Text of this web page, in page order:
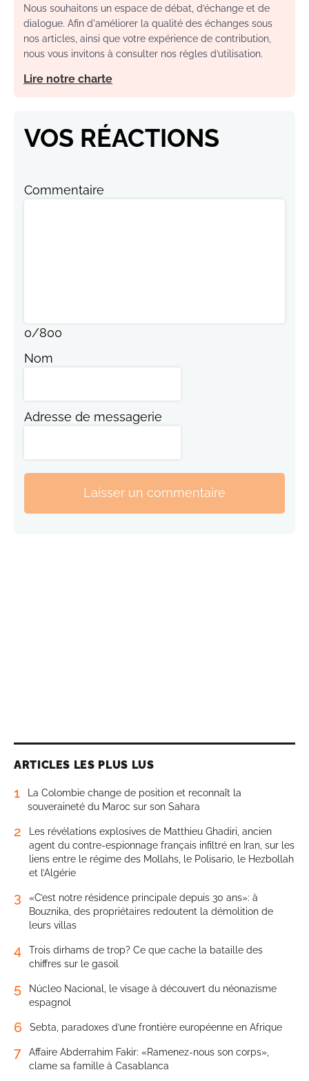
Nous souhaitons un espace de débat, d’échange et de
dialogue. Afin d'améliorer la qualité des échanges sous
nos articles, ainsi que votre expérience de contribution,
nous vous invitons à consulter nos règles d’utilisation.
Lire notre charte
VOS RÉACTIONS
Commentaire
0/800
Nom
Adresse de messagerie
Laisser un commentaire
ARTICLES LES PLUS LUS
1
La Colombie change de position et reconnaît la
souveraineté du Maroc sur son Sahara
2
Les révélations explosives de Matthieu Ghadiri, ancien
agent du contre-espionnage français infiltré en Iran, sur les
liens entre le régime des Mollahs, le Polisario, le Hezbollah
et l’Algérie
3
«C’est notre résidence principale depuis 30 ans»: à
Bouznika, des propriétaires redoutent la démolition de
leurs villas
4
Trois dirhams de trop? Ce que cache la bataille des
chiffres sur le gasoil
5
Núcleo Nacional, le visage à découvert du néonazisme
espagnol
6 Sebta, paradoxes d’une frontière européenne en Afrique
7
Affaire Abderrahim Fakir: «Ramenez-nous son corps»,
clame sa famille à Casablanca